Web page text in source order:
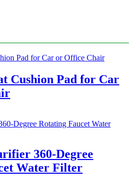
Cushion Pad for Car
360-Degree
Water Filter